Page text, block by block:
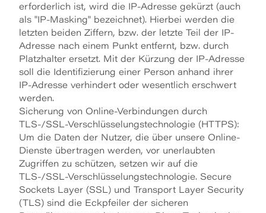
erforderlich ist, wird die IP-Adresse gekürzt (auch
als "IP-Masking" bezeichnet). Hierbei werden die
letzten beiden Ziffern, bzw. der letzte Teil der IP-
Adresse nach einem Punkt entfernt, bzw. durch
Platzhalter ersetzt. Mit der Kürzung der IP-Adresse
soll die Identifizierung einer Person anhand ihrer
IP-Adresse verhindert oder wesentlich erschwert
werden.
Sicherung von Online-Verbindungen durch
TLS-/SSL-Verschlüsselungstechnologie (HTTPS):
Um die Daten der Nutzer, die über unsere Online-
Dienste übertragen werden, vor unerlaubten
Zugriffen zu schützen, setzen wir auf die
TLS-/SSL-Verschlüsselungstechnologie. Secure
Sockets Layer (SSL) und Transport Layer Security
(TLS) sind die Eckpfeiler der sicheren